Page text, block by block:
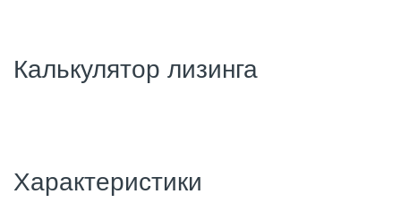
Калькулятор лизинга
Характеристики